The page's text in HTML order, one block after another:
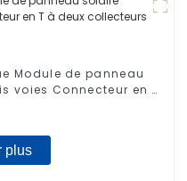
Module de panneau
voies Connecteur en T
plus